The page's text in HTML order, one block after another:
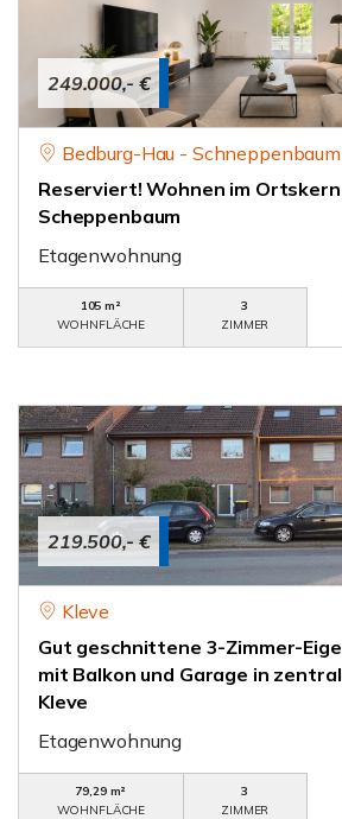
249.000,- €
Bedburg-Hau - Schneppenbaum
Reserviert! Wohnen im
Scheppenbaum
Etagenwohnung
105 m²
WOHNFLÄCHE
3
ZIMMER
219.500,- €
Kleve
Gut geschnittene 3-Zimmer-
mit Balkon und Garage in
Kleve
Etagenwohnung
79,29 m²
WOHNFLÄCHE
3
ZIMMER